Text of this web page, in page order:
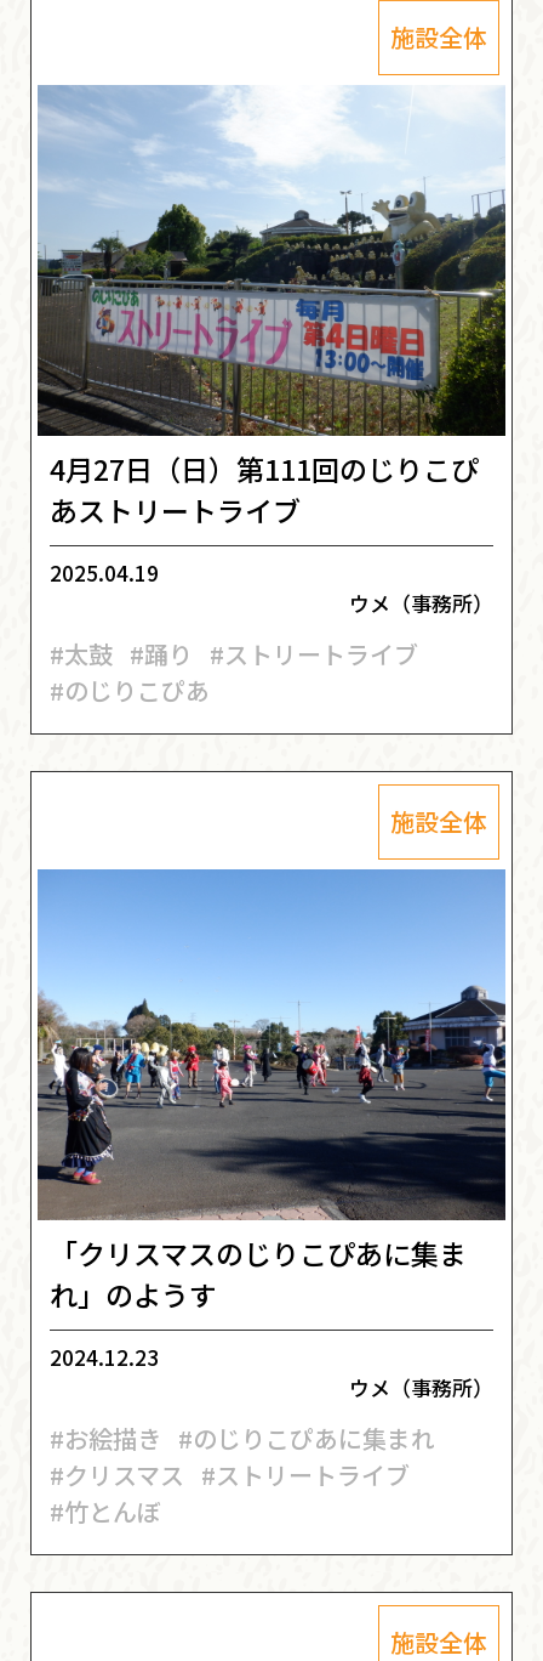
施設全体
4月27日（日）第111回のじりこぴ
あストリートライブ
2025.04.19
ウメ（事務所）
#太鼓 #踊り
#ストリートライブ
#のじりこぴあ
施設全体
「クリスマスのじりこぴあに集ま
れ」のようす
2024.12.23
ウメ（事務所）
#お絵描き #のじりこぴあに集まれ
#クリスマス #ストリートライブ
#竹とんぼ
施設全体